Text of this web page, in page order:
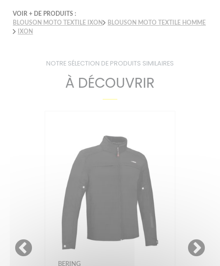
VOIR + DE PRODUITS :
BLOUSON MOTO TEXTILE IXON
BLOUSON MOTO TEXTILE HOMME
IXON
NOTRE SÉLECTION DE PRODUITS SIMILAIRES
À DÉCOUVRIR
BERING